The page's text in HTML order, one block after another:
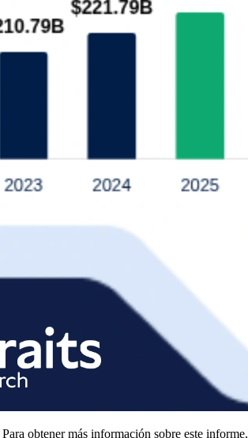
Para obtener más información sobre este informe,